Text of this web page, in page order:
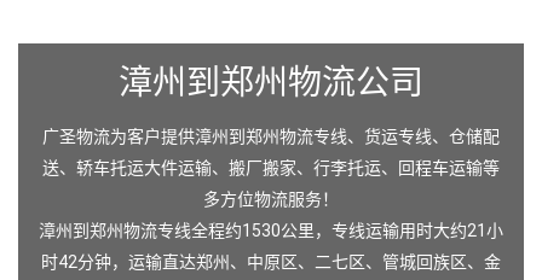
漳州到郑州物流公司
广圣物流为客户提供漳州到郑州物流专线、货运专线、仓储配
送、轿车托运大件运输、搬厂搬家、行李托运、回程车运输等
多方位物流服务！
漳州到郑州物流专线全程约1530公里，专线运输用时大约21小
时42分钟，运输直达郑州 、 中原区、 二七区、 管城回族区、 金